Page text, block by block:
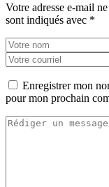
Votre adresse e-mail
sont indiqués avec *
Enregistrer mon
pour mon prochain